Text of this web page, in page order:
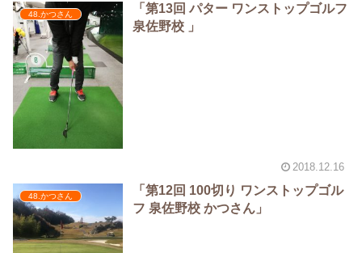
48.かつさん
「第13回 パター ワンストップゴルフ
泉佐野校 」
2018.12.16
48.かつさん
「第12回 100切り ワンストップゴル
フ 泉佐野校 かつさん」